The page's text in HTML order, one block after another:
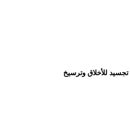
تجسيد للأخلاق وترسيخ